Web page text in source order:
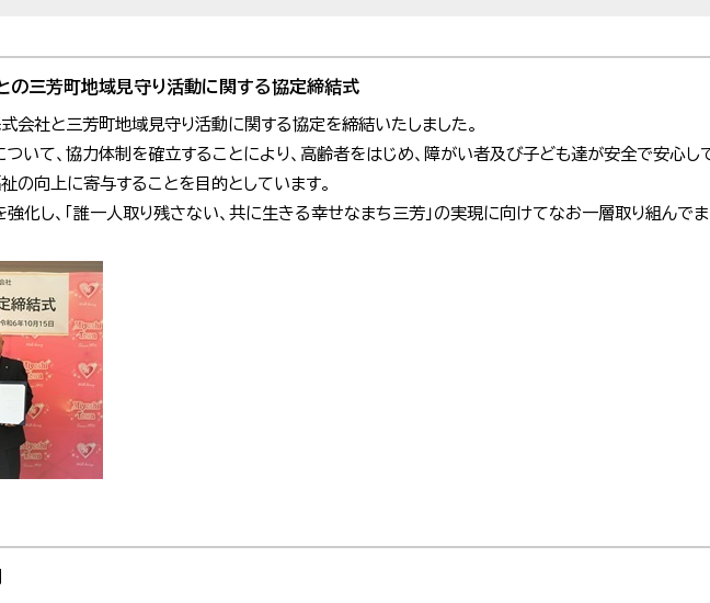
の三芳町地域見守り活動に関する協定締結式
会社と三芳町地域見守り活動に関する協定を締結いたしました。
いて、協力体制を確立することにより、高齢者をはじめ、障がい者及び子ども達が安全で安心し
の向上に寄与することを目的としています。
化し、「誰一人取り残さない、共に生きる幸せなまち三芳」の実現に向けてなお一層取り組んで